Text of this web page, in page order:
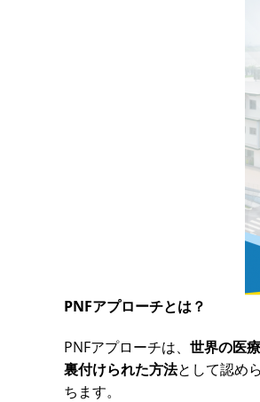
PNFアプローチとは？
PNFアプローチは、 世界の医
裏付けられた方法として認め
ちます。